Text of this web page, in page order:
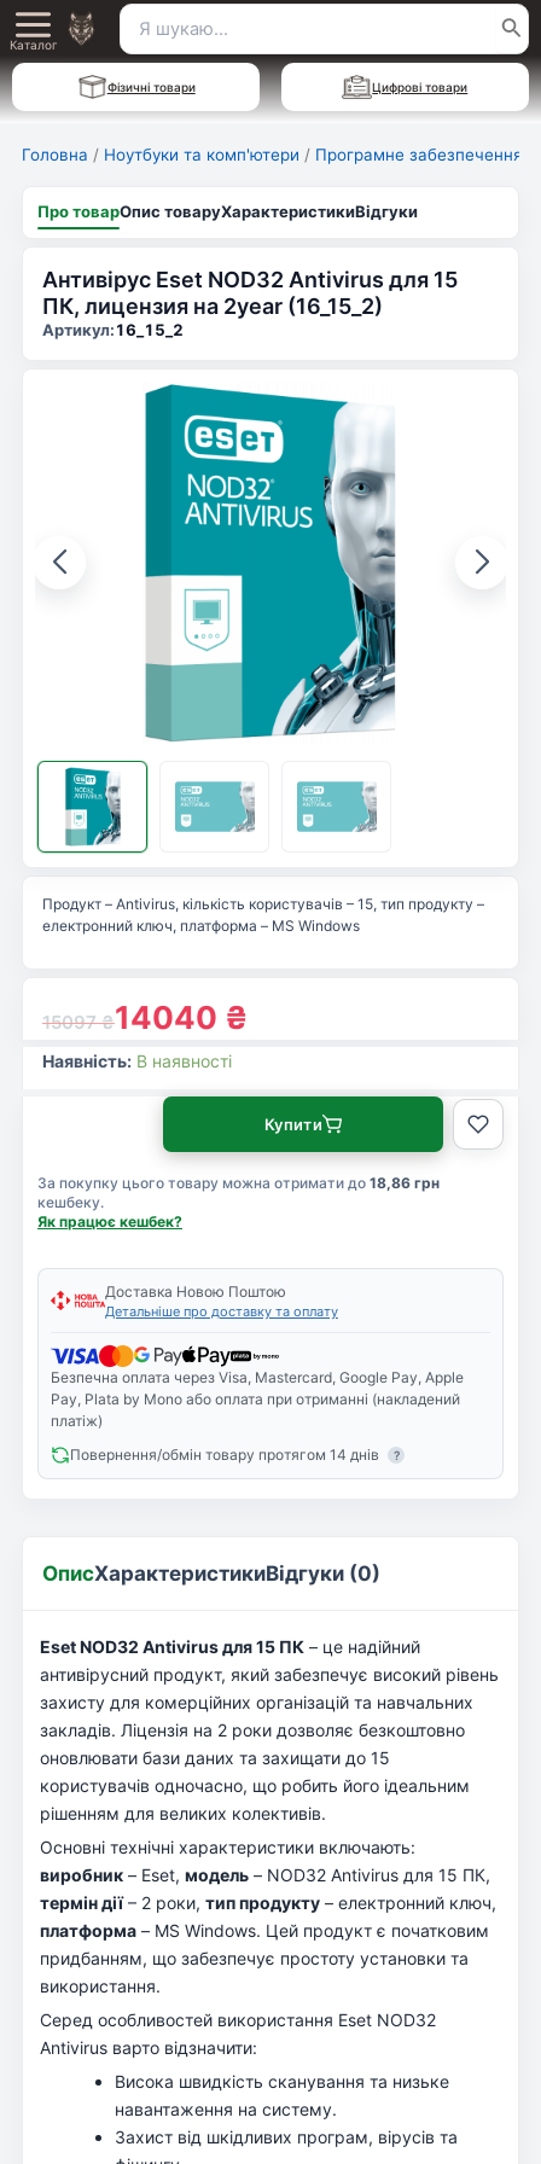
Перейти
до
вмісту
Main
Menu
Каталог
Пошук
для:
Фізичні товари Цифрові товари
Головна / Ноутбуки та комп'ютери / Програмне забезпечення
Про товарОпис товаруХарактеристикиВідгуки
Антивірус Eset NOD32 Antivirus для 15
ПК, лицензия на 2year (16_15_2)
Артикул:16_15_2
15097₴14040 ₴
Продукт – Antivirus, кількість користувачів – 15, тип продукту –
електронний ключ, платформа – MS Windows
Наявність: В наявності
За покупку цього товару можна отримати до 18,86 грн
кешбеку.
Як працює кешбек?
Купити
Доставка Новою Поштою
Детальніше про доставку та оплату
Безпечна оплата через Visa, Mastercard, Google Pay, Apple
Pay, Plata by Mono або оплата при отриманні (накладений
платіж)
Повернення/обмін товару протягом 14 днів
?
ОписХарактеристикиВідгуки (0)
Eset NOD32 Antivirus для 15 ПК – це надійний
антивірусний продукт, який забезпечує високий рівень
захисту для комерційних організацій та навчальних
закладів. Ліцензія на 2 роки дозволяє безкоштовно
оновлювати бази даних та захищати до 15
користувачів одночасно, що робить його ідеальним
рішенням для великих колективів.
Основні технічні характеристики включають:
виробник – Eset, модель – NOD32 Antivirus для 15 ПК,
термін дії– 2 роки, тип продукту – електронний ключ,
платформа – MS Windows. Цей продукт є початковим
придбанням, що забезпечує простоту установки та
використання.
Серед особливостей використання Eset NOD32
Antivirus варто відзначити:
Висока швидкість сканування та низьке
навантаження на систему.
Захист від шкідливих програм, вірусів та